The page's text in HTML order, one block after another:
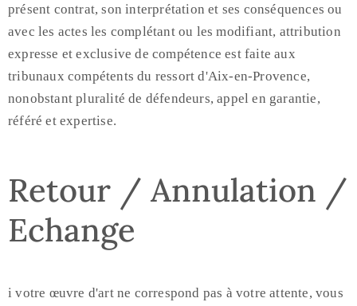
présent contrat, son interprétation et ses conséquences ou
avec les actes les complétant ou les modifiant, attribution
expresse et exclusive de compétence est faite aux
tribunaux compétents du ressort d'Aix-en-Provence,
nonobstant pluralité de défendeurs, appel en garantie,
référé et expertise.
Retour / Annulation /
Echange
i votre œuvre d'art ne correspond pas à votre attente, vous